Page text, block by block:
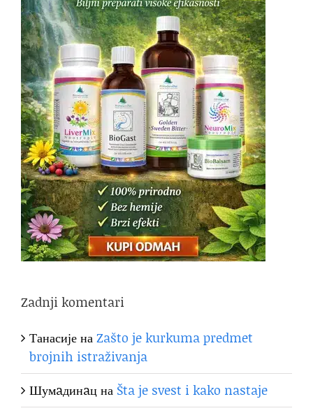
Zadnji komentari
ТанасијенаZašto je kurkuma predmet
brojnih istraživanja
Шумaдинaцна Šta je svest i kako nastaje